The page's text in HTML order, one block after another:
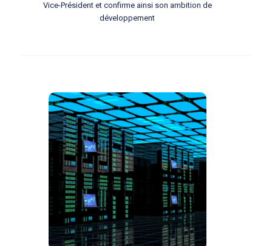
Vice-Président et confirme ainsi son ambition de
développement